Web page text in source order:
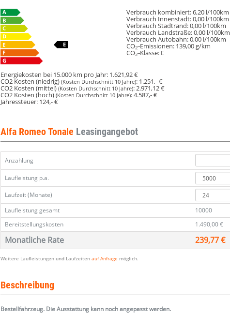
SPRINT
1.5
VGT
96
KW
(131
48V-
Hybrid
15KW
SPRINT
1.5
VGT
96
KW
(131
48V-
Hybrid
15KW
Verbrauch kombiniert:6,20 l/100km
Verbrauch Innenstadt:0,00 l/100km
Verbrauch Stadtrand:0,00 l/100km
Verbrauch Landstraße:0,00 l/100km
Verbrauch Autobahn:0,00 l/100km
CO2-Emissionen: 139,00 g/km
CO2-Klasse: E
Energiekosten bei 15.000 km pro Jahr: 1.621,92 €
CO2 Kosten (niedrig)(Kosten Durchschnitt 10 Jahre): 1.251,- €
CO2 Kosten (mittel)(Kosten Durchschnitt 10 Jahre):2.971,12 €
CO2 Kosten (hoch)(Kosten Durchschnitt 10 Jahre):4.587,- €
Jahressteuer: 124,- €
Alfa Romeo Tonale Leasingangebot
Anzahlung
Laufleistung p.a.
Laufzeit (Monate)
Laufleistung gesamt
10000
Bereitstellungskosten
1.490,00 €
Monatliche Rate 239,77 €
Weitere Laufleistungen und Laufzeitenauf Anfrage möglich.
Beschreibung
Bestellfahrzeug. Die Ausstattung kann noch angepasst werden.